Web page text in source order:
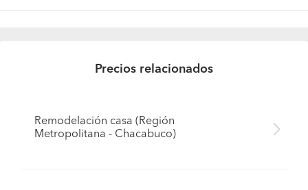
Precios relacionados
Remodelación casa (Región
Metropolitana - Chacabuco)